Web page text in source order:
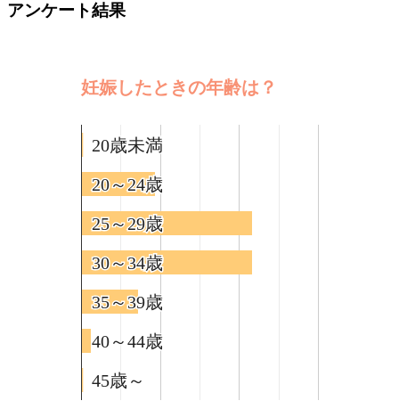
アンケート結果
妊娠したときの年齢は？
20歳未満
20歳未満
20～24歳
20～24歳
25～29歳
25～29歳
30～34歳
30～34歳
35～39歳
35～39歳
40～44歳
40～44歳
45歳～
45歳～